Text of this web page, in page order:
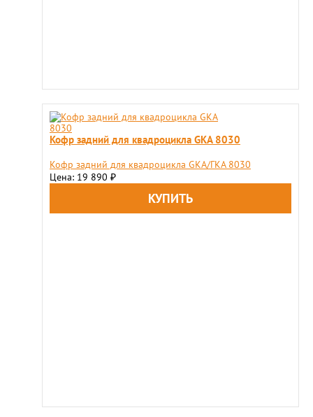
Кофр задний для квадроцикла GKA 8030
Кофр задний для квадроцикла GKA/ГКА 8030
Цена: 19 890 ₽